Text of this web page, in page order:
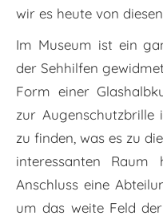
wir es heute von
Im Museum ist ein
der Sehhilfen
Form einer
zur Augenschutzbrille
zu finden, was es zu
interessanten
Anschluss eine
um das weite Feld